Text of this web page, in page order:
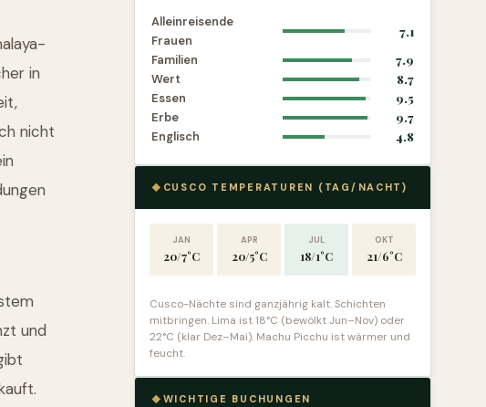
in
nicht
und
Alleinreisende
Frauen
7.1
Familien
7.9
Wert
8.7
Essen
9.5
Erbe
9.7
Englisch
4.8
CUSCO TEMPERATUREN (TAG/NACHT)
JAN
20/7°C
APR
20/5°C
JUL
18/1°C
OKT
21/6°C
Cusco-Nächte sind ganzjährig kalt. Schichten
mitbringen. Lima ist 18°C (bewölkt Jun–Nov) oder
22°C (klar Dez–Mai). Machu Picchu ist wärmer und
feucht.
WICHTIGE BUCHUNGEN